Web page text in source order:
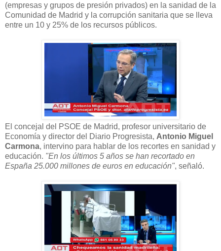
(empresas y grupos de presión privados) en la sanidad de la
Comunidad de Madrid y la corrupción sanitaria que se lleva
entre un 10 y 25% de los recursos públicos.
El concejal del PSOE de Madrid, profesor universitario de
Economía y director del Diario Progresista, Antonio Miguel
Carmona, intervino para hablar de los recortes en sanidad y
educación. "En los últimos 5 años se han recortado en
España 25.000 millones de euros en educación", señaló.